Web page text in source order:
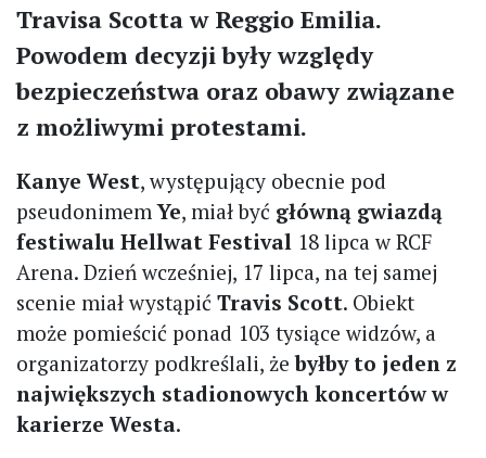
Travisa Scotta w Reggio Emilia.
Powodem decyzji były względy
bezpieczeństwa oraz obawy związane
z możliwymi protestami.
Kanye West, występujący obecnie pod
pseudonimemYe, miał być główną gwiazdą
festiwalu Hellwat Festival 18 lipca w RCF
Arena. Dzień wcześniej, 17 lipca, na tej samej
scenie miał wystąpić Travis Scott. Obiekt
może pomieścić ponad 103 tysiące widzów, a
organizatorzy podkreślali, żebyłby to jeden z
największych stadionowych koncertów w
karierze Westa.